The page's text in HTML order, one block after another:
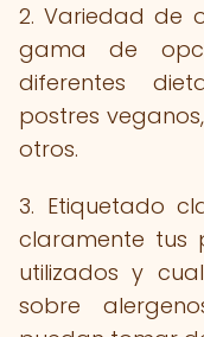
2. Variedad de
gama de
diferentes
postres
otros.
3. Etiquetado
claramente tus
utilizados y
sobre